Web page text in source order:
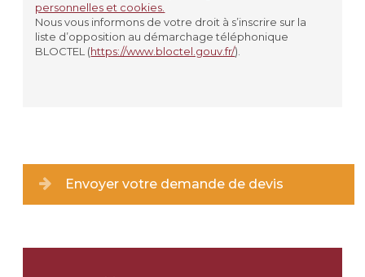
JARDINIÈRE
AUTRE
MARBRE
PIERRE
personnelles et cookies.
Nous vous informons de votre droit à s’inscrire sur la
liste d’opposition au démarchage téléphonique
BLOCTEL (https://www.bloctel.gouv.fr/).
Envoyer votre demande de devis